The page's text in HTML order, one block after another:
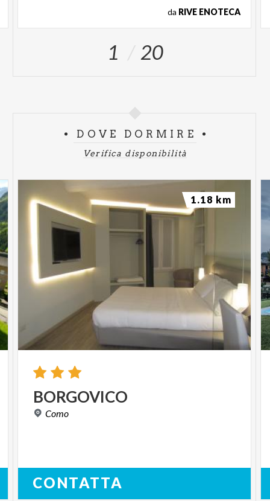
da RIVE ENOTECA
1 20
DOVE DORMIRE
Verifica disponibilità
BORGOVICO
Como
CONTATTA
1.18 km